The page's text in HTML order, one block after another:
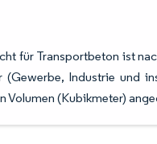
für Transportbeton ist
(Gewerbe, Industrie und
Volumen (Kubikmeter)